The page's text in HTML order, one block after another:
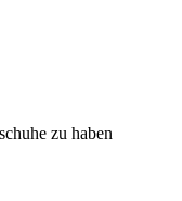
zu haben